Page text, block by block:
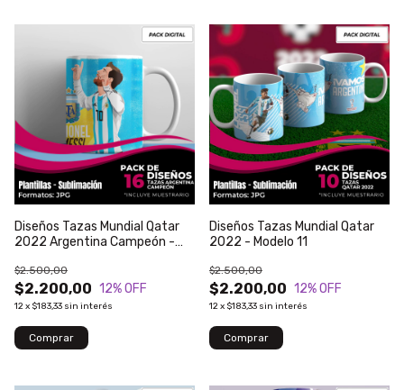
Diseños Tazas Mundial Qatar
2022 Argentina Campeón -
$2.200,00
$2.500,00
12% OFF
12x $183,33 sin interés
Diseños Tazas Mundial Qatar
2022 - Modelo 11
$2.200,00
$2.500,00
12% OFF
12x $183,33 sin interés